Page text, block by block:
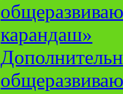
карандаш»